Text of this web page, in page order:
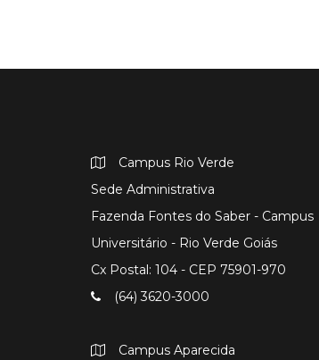
Campus Rio Verde
Sede Administrativa
Fazenda Fontes do Saber - Campus
Universitário - Rio Verde Goiás
Cx Postal: 104 - CEP 75901-970
(64) 3620-3000
Campus Aparecida